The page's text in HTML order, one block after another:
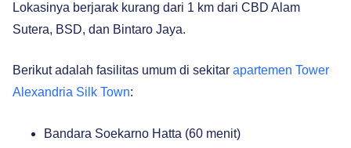
Lokasinya berjarak kurang dari 1 km dari CBD Alam
Sutera, BSD, dan Bintaro Jaya.
Berikut adalah fasilitas umum di sekitar apartemen Tower
Alexandria Silk Town:
Bandara Soekarno Hatta (60 menit)